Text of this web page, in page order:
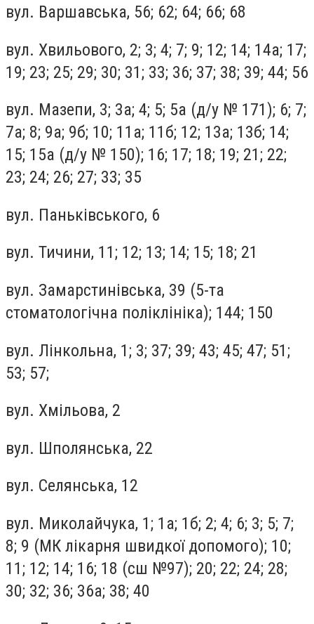
вул. Варшавська, 56; 62; 64; 66; 68
вул. Хвильового, 2; 3; 4; 7; 9; 12; 14; 14а; 17;
19; 23; 25; 29; 30; 31; 33; 36; 37; 38; 39; 44; 56
вул. Мазепи, 3; 3а; 4; 5; 5а (д/у № 171); 6; 7;
7а; 8; 9а; 9б; 10; 11а; 11б; 12; 13а; 13б; 14;
15; 15а (д/у № 150); 16; 17; 18; 19; 21; 22;
23; 24; 26; 27; 33; 35
вул. Паньківського, 6
вул. Тичини, 11; 12; 13; 14; 15; 18; 21
вул. Замарстинівська, 39 (5-та
стоматологічна поліклініка); 144; 150
вул. Лінкольна, 1; 3; 37; 39; 43; 45; 47; 51;
53; 57;
вул. Хмільова, 2
вул. Шполянська, 22
вул. Селянська, 12
вул. Миколайчука, 1; 1а; 1б; 2; 4; 6; 3; 5; 7;
8; 9 (МК лікарня швидкої допомого); 10;
11; 12; 14; 16; 18 (сш №97); 20; 22; 24; 28;
30; 32; 36; 36а; 38; 40